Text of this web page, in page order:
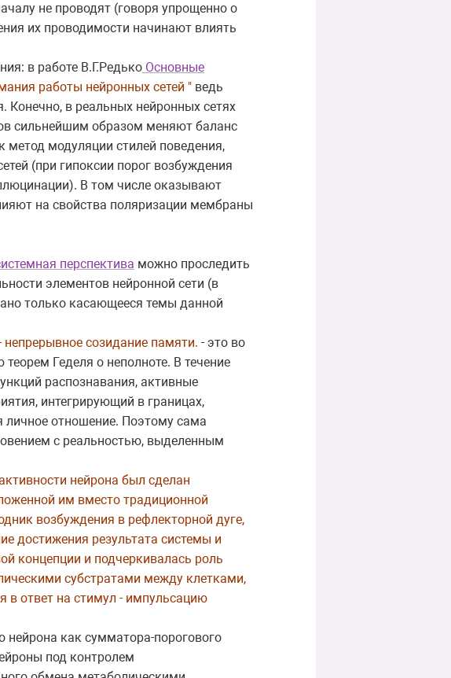
не проводят (говоря упрощенно о
их проводимости начинают влиять
в работе В.Г.Редько Основные
работы нейронных сетей " ведь
Конечно, в реальных нейронных сетях
сильнейшим образом меняют баланс
метод модуляции стилей поведения,
(при гипоксии порог возбуждения
В том числе оказывают
на свойства поляризации мембраны
перспектива можно проследить
элементов нейронной сети (в
только касающееся темы данной
созидание памяти. - это во
Геделя о неполноте. В течение
распознавания, активные
интегрирующий в границах,
личное отношение. Поэтому сама
с реальностью, выделенным
нейрона был сделан
им вместо традиционной
возбуждения в рефлекторной дуге,
достижения результата системы и
концепции и подчеркивалась роль
субстратами между клетками,
в ответ на стимул - импульсацию
нейрона как сумматора-порогового
под контролем